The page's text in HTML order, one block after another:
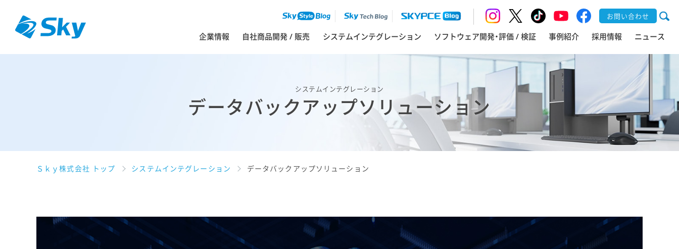
お問い合わせ
企業情報 自社商品開発 / 販売 システムインテグレーション ソフトウェア開発・評価 / 検証 事例紹介 採用情報 ニュース
システムインテグレーション
データバックアップソリューション
Ｓｋｙ株式会社 トップ システムインテグレーション データバックアップソリューション